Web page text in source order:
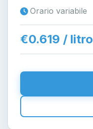
Orario variabile
€0.619 / litro